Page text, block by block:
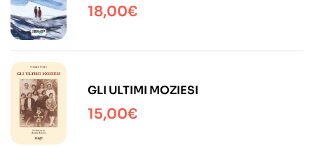
18,00€
GLI ULTIMI MOZIESI
15,00€